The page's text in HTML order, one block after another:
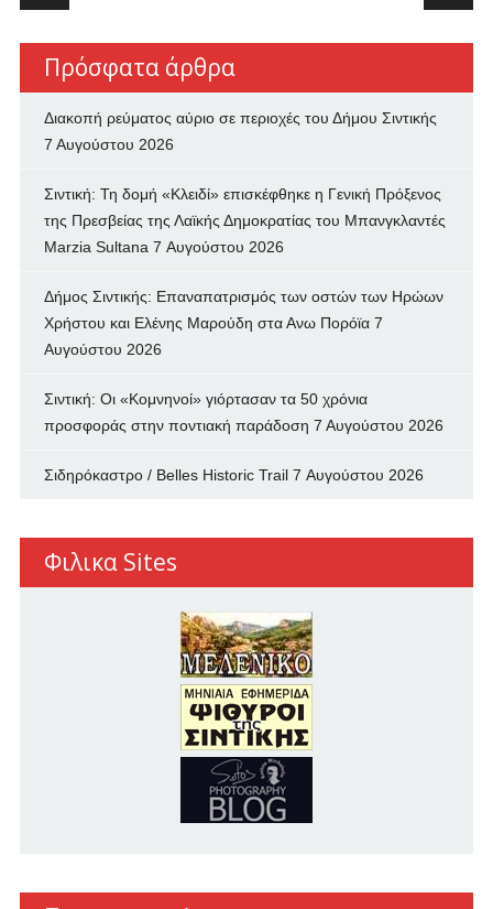
Πρόσφατα άρθρα
Διακοπή ρεύματος αύριο σε περιοχές του Δήμου Σιντικής
7 Αυγούστου 2026
Σιντική: Τη δομή «Κλειδί» επισκέφθηκε η Γενική Πρόξενος
της Πρεσβείας της Λαϊκής Δημοκρατίας του Μπανγκλαντές
Marzia Sultana 7 Αυγούστου 2026
Δήμος Σιντικής: Επαναπατρισμός των oστών των Ηρώων
Χρήστου και Ελένης Μαρούδη στα Ανω Πορόϊα 7
Αυγούστου 2026
Σιντική: Οι «Κομνηνοί» γιόρτασαν τα 50 χρόνια
προσφοράς στην ποντιακή παράδοση 7 Αυγούστου 2026
Σιδηρόκαστρο / Belles Historic Trail 7 Αυγούστου 2026
Φιλικα Sites